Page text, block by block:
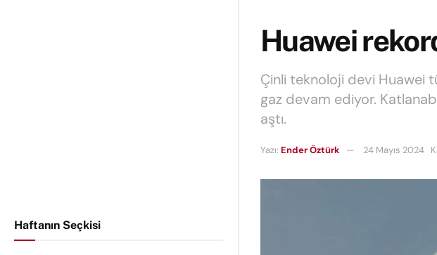
Haftanın Seçkisi
Huawei
Çinli teknoloji devi Huawei
gaz devam ediyor.
aştı.
Yazı: Ender Öztürk 24 Mayıs 2024